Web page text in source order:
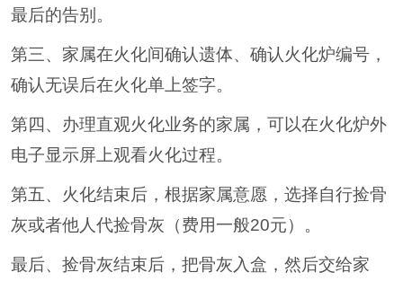
最后的告别。
第三、家属在火化间确认遗体、确认火化炉编号，
确认无误后在火化单上签字。
第四、办理直观火化业务的家属，可以在火化炉外
电子显示屏上观看火化过程。
第五、火化结束后，根据家属意愿，选择自行捡骨
灰或者他人代捡骨灰（费用一般20元）。
最后、捡骨灰结束后，把骨灰入盒，然后交给家